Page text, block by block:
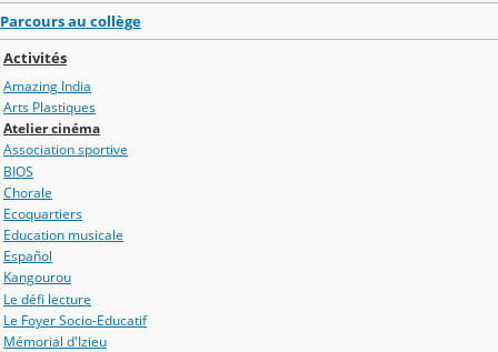
Parcours au collège
Activités
Amazing India
Arts Plastiques
Atelier cinéma
Association sportive
BIOS
Chorale
Ecoquartiers
Education musicale
Español
Kangourou
Le défi lecture
Le Foyer Socio-Educatif
Mémorial d'Izieu